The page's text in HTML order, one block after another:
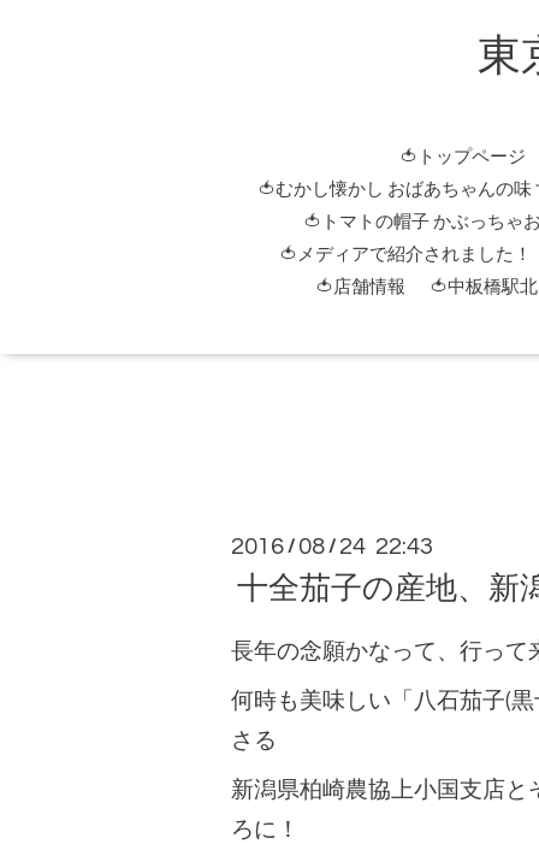
東
🍅トップページ
🍅むかし懐かし おばあちゃんの味
🍅トマトの帽子 かぶっちゃ
🍅メディアで紹介されました！
🍅店舗情報
🍅中板橋駅
2016 / 08 / 24 22:43
十全茄子の産地、新
長年の念願かなって、行って
何時も美味しい「八石茄子(
さる
新潟県柏崎農協上小国支店と
ろに！